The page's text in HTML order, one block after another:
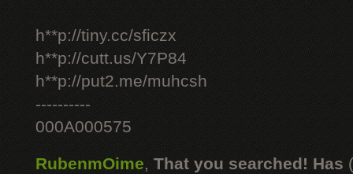
h**p://tiny.cc/sficzx
h**p://cutt.us/Y7P84
h**p://put2.me/muhcsh
----------
000A000575
RubenmOime, That you searched! Has